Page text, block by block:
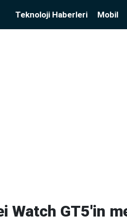
Teknoloji Haberleri Mobil
Watch GT5'in